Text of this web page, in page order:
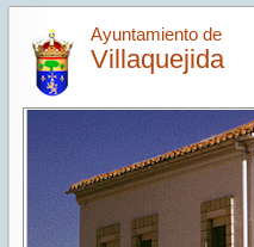
Ayuntamiento de
Villaquejida